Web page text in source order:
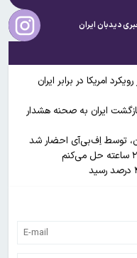
دیدبان ایران
امریکا در برابر ایران
ایران به صحنه هشدار
توسط اِف‌بی‌آی احضار شد